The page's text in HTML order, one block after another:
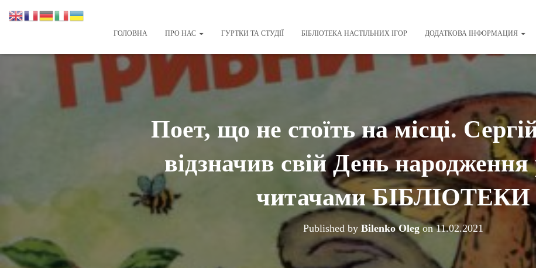
ГОЛОВНА ПРО НАС ГУРТКИ ТА СТУДІЇ БІБЛІОТЕКА НАСТІЛЬНИХ ІГОР ДОДАТКОВА ІНФОРМАЦИЯ
Поет, що не стоїть на місці.
відзначив свій День народження
читачами БІБЛІОТЕКИ
Published by Bilenko Oleg on11.02.2021